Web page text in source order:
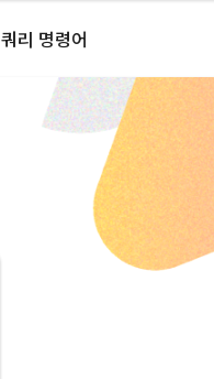
쿼리 명령어